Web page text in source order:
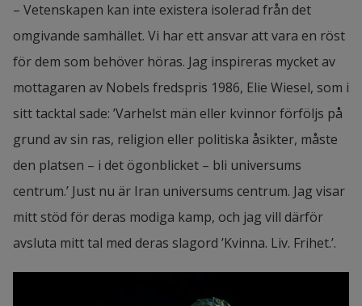
vetenskapliga bredd som lärosätet besitter:
– De nya professorerna har vitt skilda
forskningsområden, från våtmarker till hälsosamt
deltagande i idrott, och slutligen digitalisering och
tjänsteinnovation. Att vi har professorer inom
många områden är en styrka och visar på
Högskolan i Halmstads bredd.
Professorerna representerar kunskapsfronten
– Vetenskapen kan inte existera isolerad från det
omgivande samhället. Vi har ett ansvar att vara en röst
för dem som behöver höras. Jag inspireras mycket av
mottagaren av Nobels fredspris 1986, Elie Wiesel, som i
sitt tacktal sade: ’Varhelst män eller kvinnor förföljs på
grund av sin ras, religion eller politiska åsikter, måste
den platsen – i det ögonblicket – bli universums
centrum.’ Just nu är Iran universums centrum. Jag visar
mitt stöd för deras modiga kamp, och jag vill därför
avsluta mitt tal med deras slagord ’Kvinna. Liv. Frihet.’.